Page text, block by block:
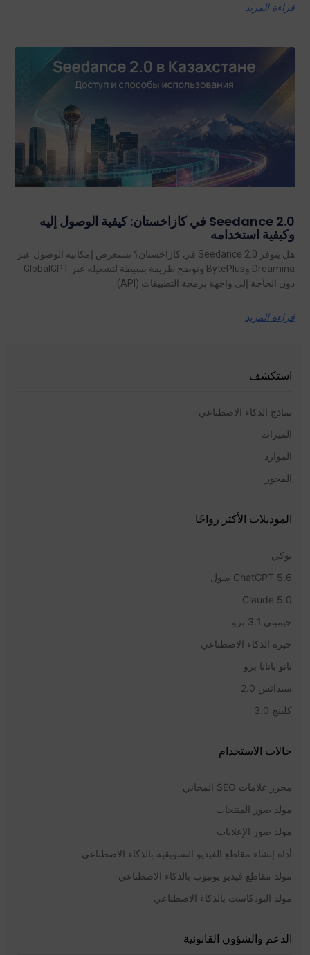
قراءة المزيد
Seedance 2.0 في كازاخستان: كيفية الوصول إليه
وكيفية استخدامه
هل يتوفر Seedance 2.0 في كازاخستان؟ نستعرض إمكانية الوصول عبر
Dreamina وBytePlus ونوضح طريقة بسيطة لتشغيله عبر GlobalGPT
دون الحاجة إلى واجهة برمجة التطبيقات (API).
قراءة المزيد
استكشف
نماذج الذكاء الاصطناعي
الميزات
الموارد
المحور
الموديلات الأكثر رواجًا
يوكي
ChatGPT 5.6 سول
Claude 5.0
جيميني 3.1 برو
حيرة الذكاء الاصطناعي
نانو بانانا برو
سيدانس 2.0
كلينج 3.0
حالات الاستخدام
محرر علامات SEO المجاني
مولد صور المنتجات
مولد صور الإعلانات
أداة إنشاء مقاطع الفيديو التسويقية بالذكاء الاصطناعي
مولد مقاطع فيديو يوتيوب بالذكاء الاصطناعي
مولد البودكاست بالذكاء الاصطناعي
الدعم والشؤون القانونية